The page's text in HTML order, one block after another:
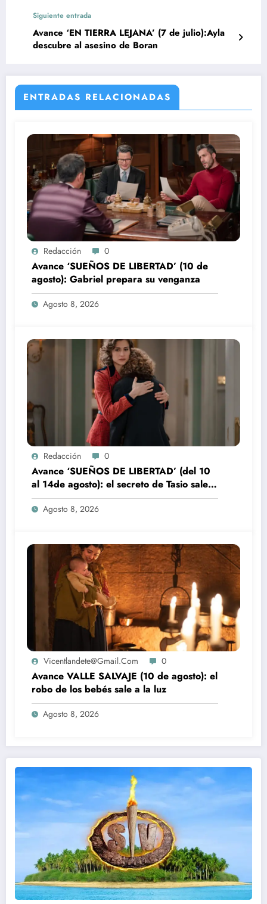
Siguiente entrada
Avance ‘EN TIERRA LEJANA’ (7 de julio):Ayla
descubre al asesino de Boran
ENTRADAS RELACIONADAS
Redacción 0
Avance ‘SUEÑOS DE LIBERTAD’ (10 de
agosto): Gabriel prepara su venganza
Agosto 8, 2026
Redacción 0
Avance ‘SUEÑOS DE LIBERTAD’ (del 10
al 14de agosto): el secreto de Tasio sale a
la luz
Agosto 8, 2026
Vicentlandete@gmail.com 0
Avance VALLE SALVAJE (10 de agosto): el
robo de los bebés sale a la luz
Agosto 8, 2026